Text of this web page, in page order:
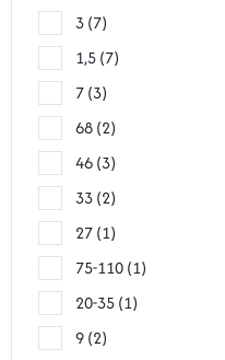
3 7
1,5 7
7 3
68 2
46 3
33 2
27 1
75-110 1
20-35 1
9 2